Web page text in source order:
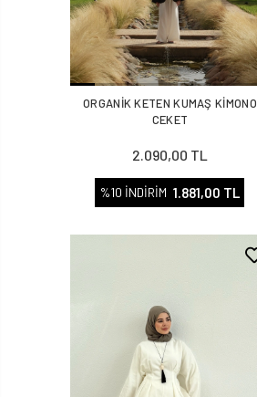
ORGANİK KETEN KUMAŞ KİMONO
CEKET
2.090,00 TL
%10 İNDİRİM 1.881,00 TL